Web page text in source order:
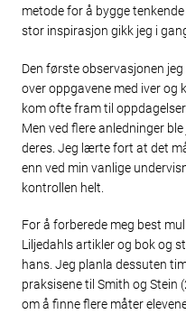
metode for å bygge
stor inspirasjon gikk jeg i
Den første observasjonen
over oppgavene med iver og
kom ofte fram til
Men ved flere anledninger
deres. Jeg lærte fort at det
enn ved min vanlige
kontrollen helt.
For å forberede meg best
Liljedahls artikler og bok og
hans. Jeg planla dessuten
praksisene til Smith og Stein
om å finne flere måter